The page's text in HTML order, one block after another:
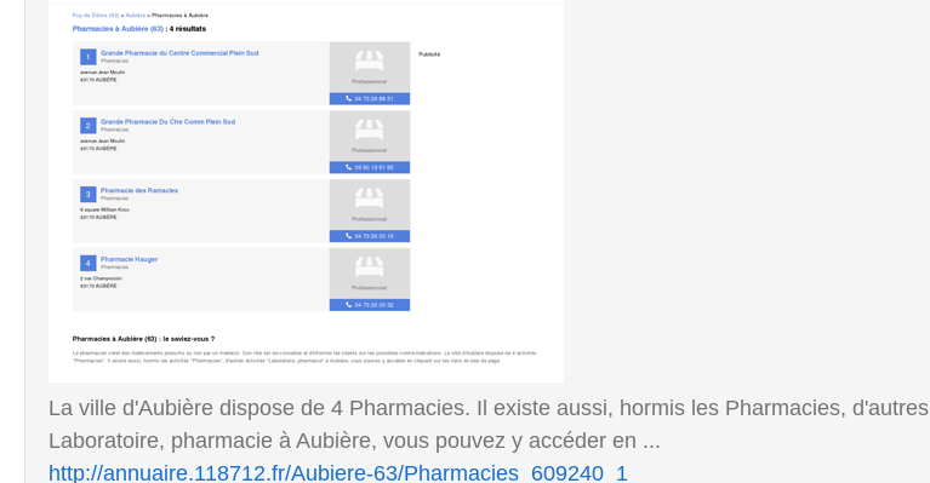
La ville d'Aubière dispose de 4 Pharmacies. Il existe aussi, hormis les Pharmacies, d'autres
Laboratoire, pharmacie à Aubière, vous pouvez y accéder en ...
http://annuaire.118712.fr/Aubiere-63/Pharmacies_609240_1